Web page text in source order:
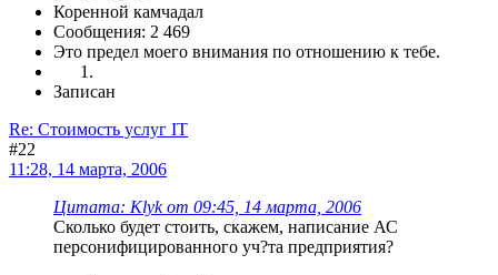
Коренной камчадал
Сообщения: 2 469
Это предел моего внимания по отношению к тебе.
Записан
Re: Стоимость услуг IT
#22
11:28, 14 марта, 2006
Цитата: Klyk от 09:45, 14 марта, 2006
Сколько будет стоить, скажем, написание АС
персонифицированного уч?та предприятия?